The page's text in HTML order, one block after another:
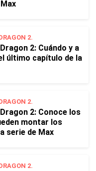
2.
2: Cuándo y a
último capítulo de la
2.
2: Conoce los
montar los
serie de Max
2.